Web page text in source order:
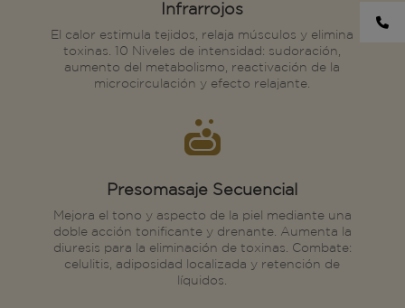
Infrarrojos
El calor estimula tejidos, relaja músculos y elimina
toxinas. 10 Niveles de intensidad: sudoración,
aumento del metabolismo, reactivación de la
microcirculación y efecto relajante.

Presomasaje Secuencial
Mejora el tono y aspecto de la piel mediante una
doble acción tonificante y drenante. Aumenta la
diuresis para la eliminación de toxinas. Combate:
celulitis, adiposidad localizada y retención de
líquidos.